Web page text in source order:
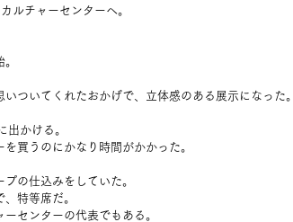
ルチャーセンターへ。
ついてくれたおかげで、立体感のある展示になった。
出かける。
買うのにかなり時間がかかった。
の仕込みをしていた。
特等席だ。
センターの代表でもある。